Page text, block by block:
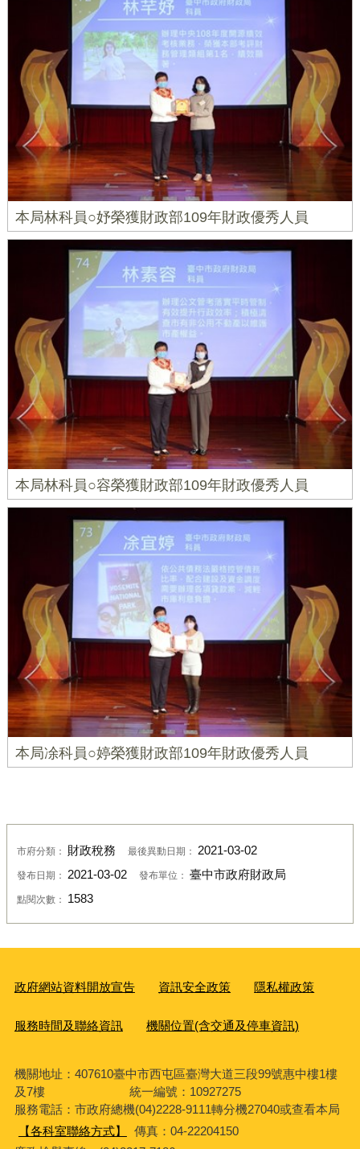
本局林科員○妤榮獲財政部109年財政優秀人員
本局林科員○容榮獲財政部109年財政優秀人員
本局凃科員○婷榮獲財政部109年財政優秀人員
市府分類： 財政稅務 最後異動日期： 2021-03-02
發布日期： 2021-03-02 發布單位： 臺中市政府財政局
點閱次數： 1583
政府網站資料開放宣告 資訊安全政策 隱私權政策
服務時間及聯絡資訊 機關位置(含交通及停車資訊)
機關地址：407610臺中市西屯區臺灣大道三段99號惠中樓1樓
及7樓 統一編號：10927275
服務電話：市政府總機(04)2228-9111轉分機27040或查看本局
【各科室聯絡方式】
傳真：04-22204150